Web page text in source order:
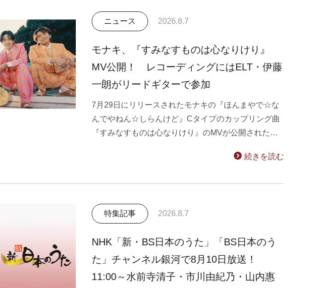
ニュース 2026.8.7
モナキ、『すみなすものは心なりけり』
MV公開！ レコーディングにはELT・伊藤
一朗がリードギターで参加
7月29日にリリースされたモナキの『ほんまやで☆な
んでやねん☆しらんけど』Cタイプのカップリング曲
『すみなすものは心なりけり』のMVが公開された…
続きを読む
特集記事 2026.8.7
NHK「新・BS日本のうた」「BS日本のう
た」チャンネル銀河で8月10日放送！
11:00～水前寺清子・市川由紀乃・山内惠